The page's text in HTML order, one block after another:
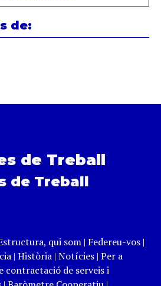
de:
de Treball
de Treball
qui som| Federeu-vos|
| Història| Notícies | Per a
contractació de serveis i